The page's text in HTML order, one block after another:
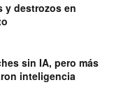
y destrozos en
sin IA, pero más
inteligencia